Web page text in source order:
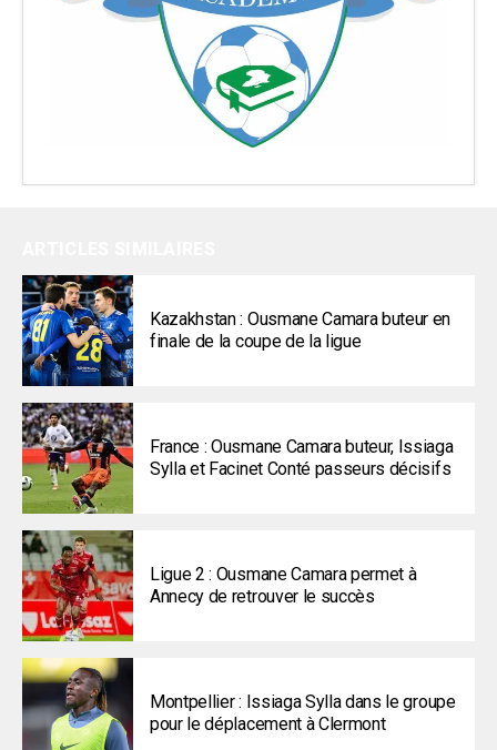
Kazakhstan : Ousmane Camara buteur en
finale de la coupe de la ligue
France : Ousmane Camara buteur, Issiaga
Sylla et Facinet Conté passeurs décisifs
Ligue 2 : Ousmane Camara permet à
Annecy de retrouver le succès
Montpellier : Issiaga Sylla dans le groupe
pour le déplacement à Clermont